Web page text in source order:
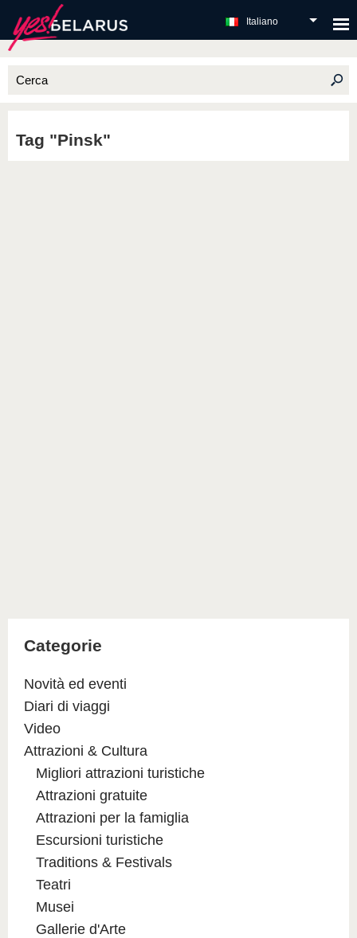
Italiano
Tag "Pinsk"
Categorie
Novità ed eventi
Diari di viaggi
Video
Attrazioni & Cultura
Migliori attrazioni turistiche
Attrazioni gratuite
Attrazioni per la famiglia
Escursioni turistiche
Traditions & Festivals
Teatri
Musei
Gallerie d'Arte